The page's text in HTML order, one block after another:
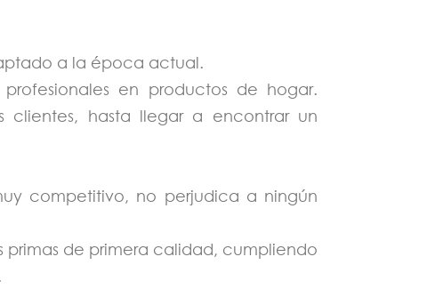
a la época actual.
en productos de hogar.
clientes, hasta llegar a encontrar un
competitivo, no perjudica a ningún
de primera calidad, cumpliendo